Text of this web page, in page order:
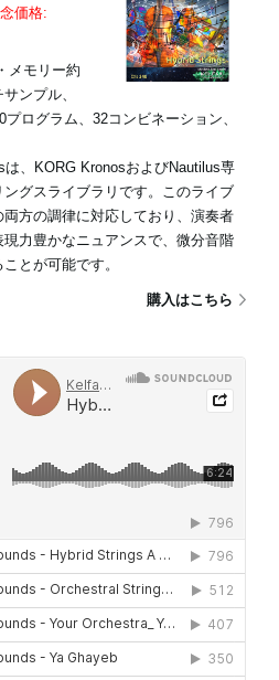
価格:
メモリー約
ンプル、
ログラム、32コンビネーション、
、KORG KronosおよびNautilus専
グスライブラリです。このライブ
方の調律に対応しており、演奏者
力豊かなニュアンスで、微分音階
とが可能です。
購入はこちら